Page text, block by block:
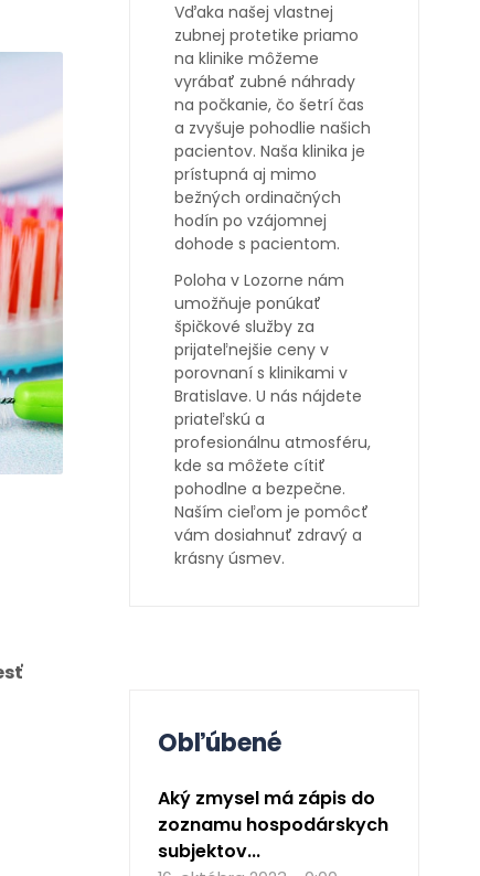
Vďaka našej vlastnej
zubnej protetike priamo
na klinike môžeme
vyrábať zubné náhrady
na počkanie, čo šetrí čas
a zvyšuje pohodlie našich
pacientov. Naša klinika je
prístupná aj mimo
bežných ordinačných
hodín po vzájomnej
dohode s pacientom.
Poloha v Lozorne nám
umožňuje ponúkať
špičkové služby za
prijateľnejšie ceny v
porovnaní s klinikami v
Bratislave. U nás nájdete
priateľskú a
profesionálnu atmosféru,
kde sa môžete cítiť
pohodlne a bezpečne.
Naším cieľom je pomôcť
vám dosiahnuť zdravý a
krásny úsmev.
Obľúbené
Aký zmysel má zápis do
zoznamu hospodárskych
subjektov...